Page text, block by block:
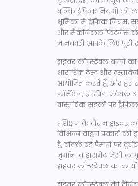
बल्कि ट्रैफिक नियमों को
भूमिका मेंट्रैफिक नियम,
और मैकेनिकल फिटनेस
जानकारी आपके लिए पूरी
ड्राइवर कॉन्स्टेबल बनने
शारीरिक टेस्ट और
आयोजित करते हैं, और हर
फॉर्मेशन, ड्राइविंग कौशल
वास्तविक सड़कों पर
प्रशिक्षण के दौरान
विभिन्न वाहन प्रकारों
है, बल्कि बड़े पैमाने पर
जुर्माना व डांसमेंट जैसी
ड्राइवर कॉन्स्टेबल का